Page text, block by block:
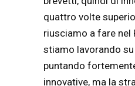
quattro volte
riusciamo a fare nel
stiamo lavorando
puntando
innovative, ma la